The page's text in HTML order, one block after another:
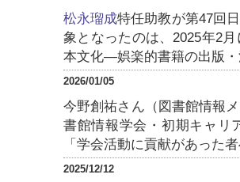
松永瑠成特任助教が第47回
象となったのは、2025年2
本文化―娯楽的書籍の出版
2026/01/05
今野創祐さん（図書館情報
書館情報学会・初期キャリ
「学会活動に貢献があった
2025/12/12